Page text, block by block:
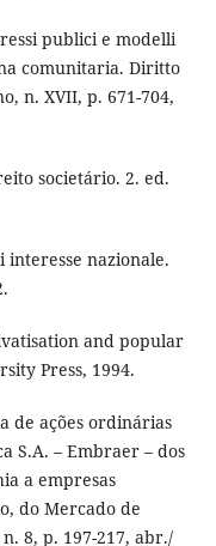
publici e modelli
comunitaria. Diritto
n. XVII, p. 671-704,
societário. 2. ed.
interesse nazionale.
and popular
Press, 1994.
de ações ordinárias
S.A. – Embraer – dos
a empresas
do Mercado de
8, p. 197-217, abr./